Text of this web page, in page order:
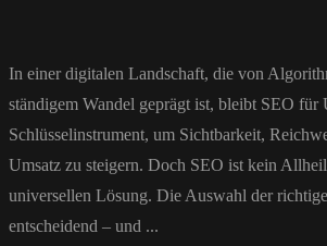
In einer digitalen Landschaft, die von
ständigem Wandel geprägt ist, bleibt SEO für
Schlüsselinstrument, um Sichtbarkeit,
Umsatz zu steigern. Doch SEO ist kein
universellen Lösung. Die Auswahl der
entscheidend – und ...